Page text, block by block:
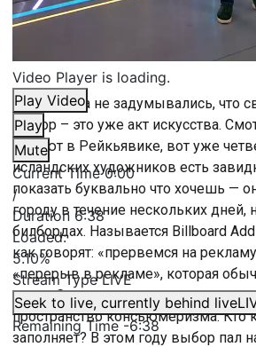
Video Player is loading.
Play Video
Play
Mute
Current Time0:00
/
Duration 6:38
Loaded:
5.10%
Stream TypeLIVE
Seek to live, currently behind live
Remaining Time-6:38
Вы никогда не задумывались, что
выбор – это уже акт искусства.
делают в Рейкьявике, вот уже
исландских художников есть
показать буквально что хочешь —
городу в течение нескольких
билбордах. Называется Billboard Add
как говорят: «прервемся на
«перерыв в рекламе», которая
щиты. Свежие впечатления
пространство консьюмеризма. Кто
заполняет? В этом году выбор пал